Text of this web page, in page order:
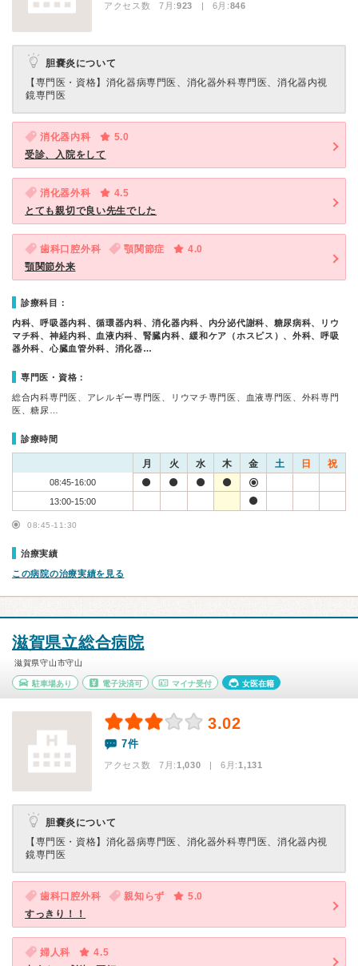
アクセス数 7月:923 | 6月:846
胆嚢炎について
【専門医・資格】 消化器病専門医、消化器外科専門医、消化器内視
鏡専門医
消化器内科
5.0
受診、入院をして
消化器外科
4.5
とても親切で良い先生でした
歯科口腔外科 顎関節症
4.0
顎関節外来
診療科目：
内科、呼吸器内科、循環器内科、消化器内科、内分泌代謝科、糖尿病科、リウ
マチ科、神経内科、血液内科、腎臓内科、緩和ケア（ホスピス）、外科、呼吸
器外科、心臓血管外科、消化器…
専門医・資格：
総合内科専門医、アレルギー専門医、リウマチ専門医、血液専門医、外科専門
医、糖尿…
診療時間
月 火 水 木 金 土 日 祝
08:45-16:00
13:00-15:00
08:45-11:30
治療実績
この病院の治療実績を見る
滋賀県立総合病院
滋賀県守山市守山
駐車場あり 電子決済可 マイナ受付 女医在籍
3.02
7件
アクセス数 7月:1,030 | 6月:1,131
胆嚢炎について
【専門医・資格】 消化器病専門医、消化器外科専門医、消化器内視
鏡専門医
歯科口腔外科 親知らず
5.0
すっきり！！
婦人科
4.5